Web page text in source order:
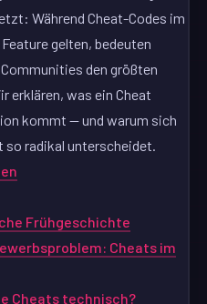
Während Cheat-Codes im
gelten, bedeuten
den größten
erklären, was ein Cheat
kommt — und warum sich
so radikal unterscheidet.
Frühgeschichte
Cheats im
Cheats technisch?